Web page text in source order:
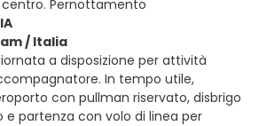
Pernottamento
/ Italia
a disposizione per attività
In tempo utile,
con pullman riservato, disbrigo
e partenza con volo di linea per